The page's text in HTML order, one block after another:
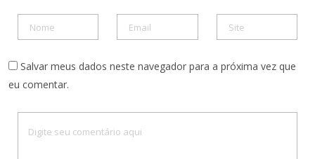
Salvar meus dados neste navegador para a próxima vez que
eu comentar.